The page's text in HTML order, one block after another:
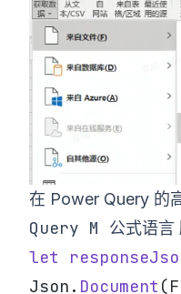
在 Power Query 的
Query M 公式语言
let
Json. Document